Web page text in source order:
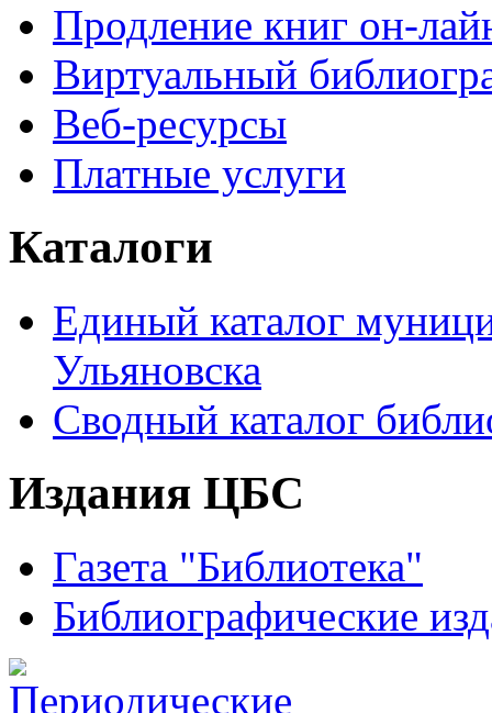
Продление книг он-
Виртуальный
Веб-ресурсы
Платные услуги
Каталоги
Единый каталог
Ульяновска
Сводный каталог
Издания ЦБС
Газета "Библиотека"
Библиографические